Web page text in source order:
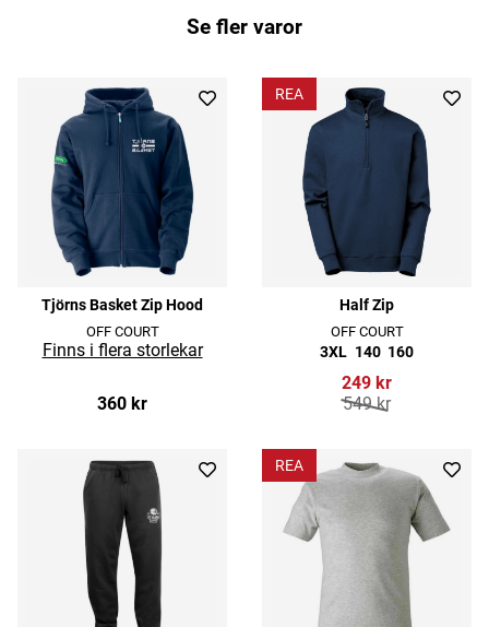
Se fler varor
Tjörns Basket Zip Hood
OFF COURT
360 kr
REA
Half Zip
OFF COURT
3XL 140 160
249 kr
549 kr
REA